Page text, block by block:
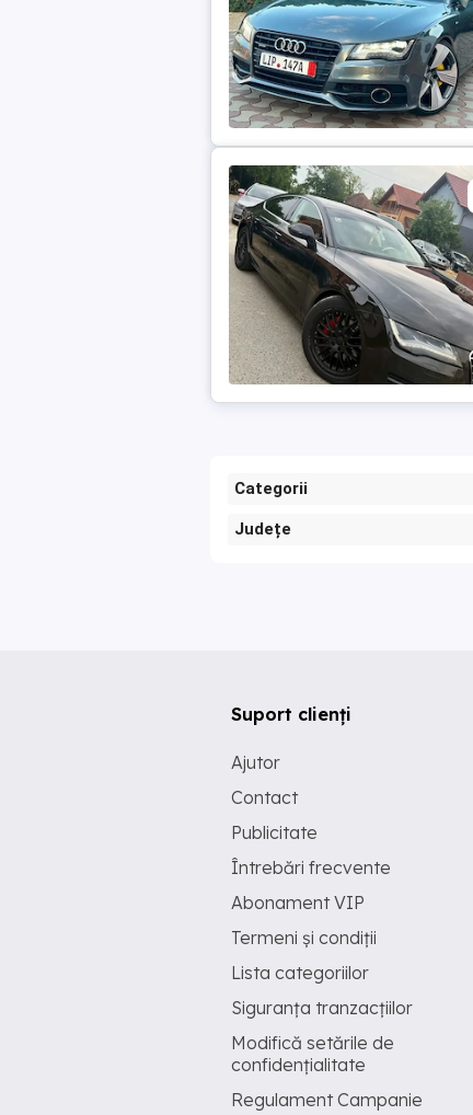
Categorii
Județe
Suport clienți
Ajutor
Contact
Publicitate
Întrebări frecvente
Abonament VIP
Termeni și condiții
Lista categoriilor
Siguranța tranzacțiilor
Modifică setările de
confidențialitate
Regulament Campanie